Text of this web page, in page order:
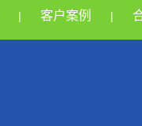
| 客户案例 |